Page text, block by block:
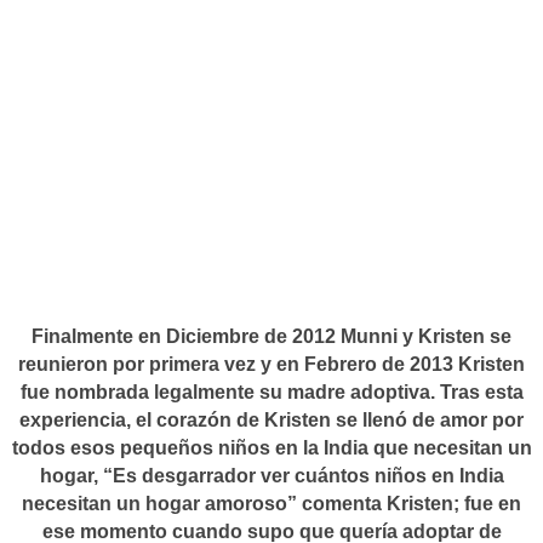
Finalmente en Diciembre de 2012 Munni y Kristen se
reunieron por primera vez y en Febrero de 2013 Kristen
fue nombrada legalmente su madre adoptiva. Tras esta
experiencia, el corazón de Kristen se llenó de amor por
todos esos pequeños niños en la India que necesitan un
hogar, “Es desgarrador ver cuántos niños en India
necesitan un hogar amoroso” comenta Kristen; fue en
ese momento cuando supo que quería adoptar de